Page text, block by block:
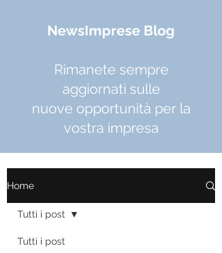
NewsImprese Blog
Rimanete sempre
aggiornati sulle
nuove opportunità per la
vostra impresa
Home
Tutti i post
Tutti i post